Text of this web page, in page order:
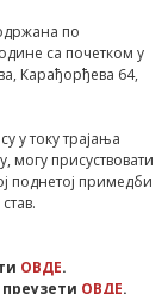
по
са почетком у
Карађорђева 64,
у току трајања
могу присуствовати
поднетој примедби
ОВДЕ.
ОВДЕ.